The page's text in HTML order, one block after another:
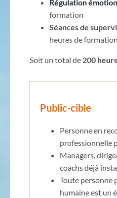
Régulation
formation
Séances de
heures de
Soit un total de 200
Public-cible
Personne en
professionnelle
Managers,
coachs déjà
Toute personne
humaine est un